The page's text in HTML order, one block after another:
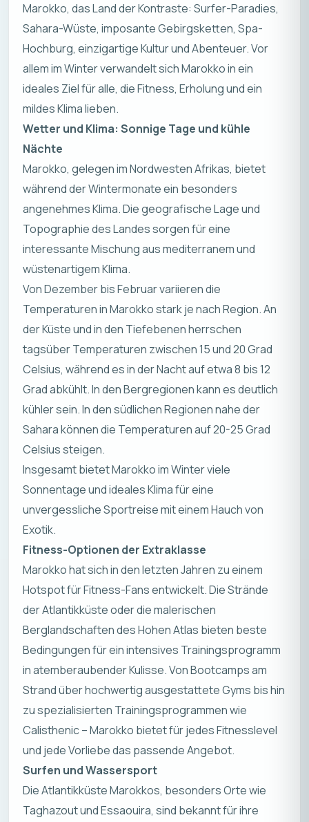
Marokko, das Land der Kontraste: Surfer-Paradies,
Sahara-Wüste, imposante Gebirgsketten, Spa-
Hochburg, einzigartige Kultur und Abenteuer. Vor
allem im Winter verwandelt sich Marokko in ein
ideales Ziel für alle, die Fitness, Erholung und ein
mildes Klima lieben.
Wetter und Klima: Sonnige Tage und kühle
Nächte
Marokko, gelegen im Nordwesten Afrikas, bietet
während der Wintermonate ein besonders
angenehmes Klima. Die geografische Lage und
Topographie des Landes sorgen für eine
interessante Mischung aus mediterranem und
wüstenartigem Klima.
Von Dezember bis Februar variieren die
Temperaturen in Marokko stark je nach Region. An
der Küste und in den Tiefebenen herrschen
tagsüber Temperaturen zwischen 15 und 20 Grad
Celsius, während es in der Nacht auf etwa 8 bis 12
Grad abkühlt. In den Bergregionen kann es deutlich
kühler sein. In den südlichen Regionen nahe der
Sahara können die Temperaturen auf 20-25 Grad
Celsius steigen.
Insgesamt bietet Marokko im Winter viele
Sonnentage und ideales Klima für eine
unvergessliche Sportreise mit einem Hauch von
Exotik.
Fitness-Optionen der Extraklasse
Marokko hat sich in den letzten Jahren zu einem
Hotspot für Fitness-Fans entwickelt. Die Strände
der Atlantikküste oder die malerischen
Berglandschaften des Hohen Atlas bieten beste
Bedingungen für ein intensives Trainingsprogramm
in atemberaubender Kulisse. Von Bootcamps am
Strand über hochwertig ausgestattete Gyms bis hin
zu spezialisierten Trainingsprogrammen wie
Calisthenic – Marokko bietet für jedes Fitnesslevel
und jede Vorliebe das passende Angebot.
Surfen und Wassersport
Die Atlantikküste Marokkos, besonders Orte wie
Taghazout und Essaouira, sind bekannt für ihre